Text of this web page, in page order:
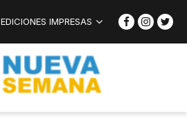
EDICIONES IMPRESAS